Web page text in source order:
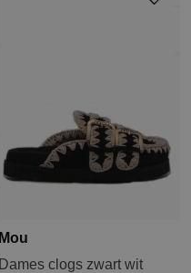
Mou
Dames clogs zwart wit